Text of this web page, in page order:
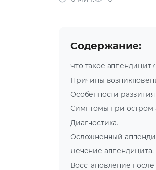
Содержание:
Что такое аппендицит?
Причины
Особенности
Симптомы при остром
Диагностика.
Осложненный
Лечение аппендицита.
Восстановление